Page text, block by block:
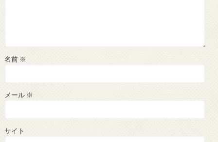
名前 ※
メール ※
サイト